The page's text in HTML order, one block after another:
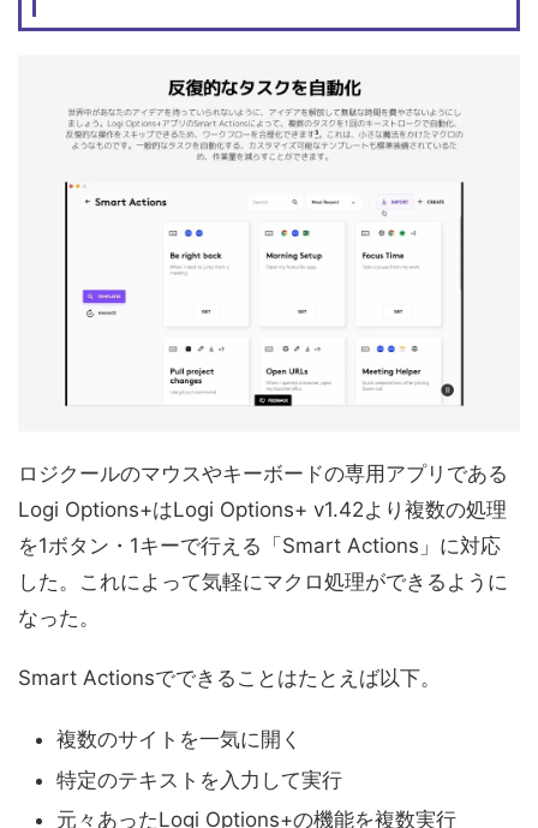
ロジクールのマウスやキーボードの専用アプリである
Logi Options+はLogi Options+ v1.42より複数の処理
を1ボタン・1キーで行える「Smart Actions」に対応
した。これによって気軽にマクロ処理ができるように
なった。
Smart Actionsでできることはたとえば以下。
複数のサイトを一気に開く
特定のテキストを入力して実行
元々あったLogi Options+の機能を複数実行